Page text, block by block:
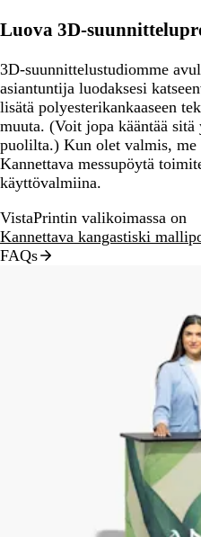
Luova 3D-
3D-suunnittelustudiomme
asiantuntija luodaksesi
lisätä polyesterikankaaseen
muuta. (Voit jopa kääntää
puolilta.) Kun olet valmis, me
Kannettava messupöytä
käyttövalmiina.
VistaPrintin valikoimassa on
Kannettava kangastiski
FAQs